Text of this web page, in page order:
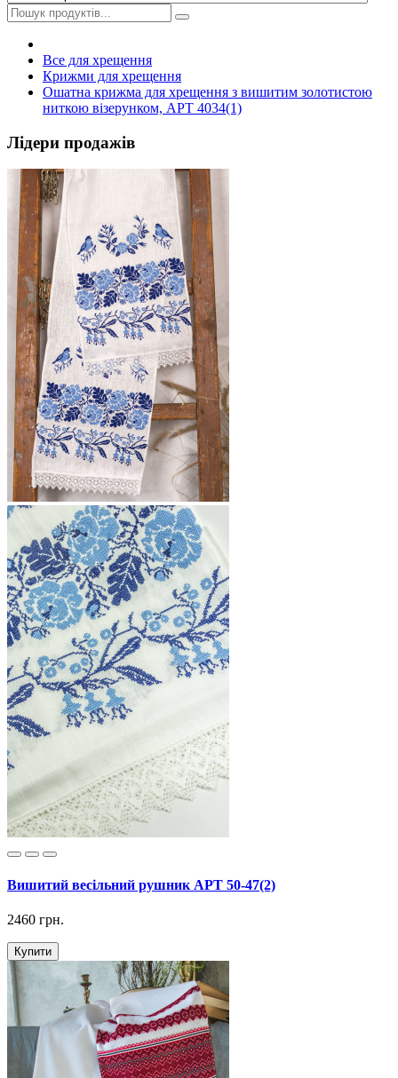
Все для хрещення
Крижми для хрещення
Ошатна крижма для хрещення з вишитим золотистою
ниткою візерунком, АРТ 4034(1)
Лідери продажів
Вишитий весільний рушник АРТ 50-47(2)
2460 грн.
Купити